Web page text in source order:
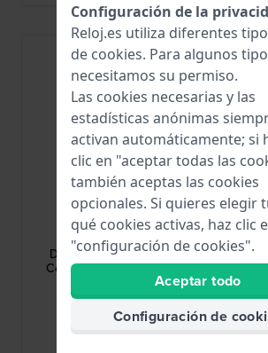
Diesel
ADZ1843
DZ1843 Rasp 24 mm
Correa de piel marrón
45,00 €
● En stock
mm
Configuración de la
Reloj.es utiliza diferentes
de cookies. Para algunos
necesitamos su permiso.
Las cookies necesarias y las
estadísticas anónimas
activan automáticamente; si
clic en "aceptar todas las
también aceptas las cookies
opcionales. Si quieres elegir
qué cookies activas, haz clic
"configuración de cookies".
Aceptar todo
Configuración de